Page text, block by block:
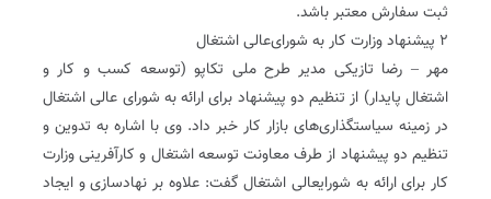
ثبت سفارش معتبر باشد.
۲ پیشنهاد وزارت کار به شورای‌عالی اشتغال
مهر – رضا تازیکی مدیر طرح ملی تکاپو (توسعه کسب و کار و
اشتغال پایدار) از تنظیم دو پیشنهاد برای ارائه به شورای عالی اشتغال
در زمینه سیاستگذاری‌های بازار کار خبر داد. وی با اشاره به تدوین و
تنظیم دو پیشنهاد از طرف معاونت توسعه اشتغال و کارآفرینی وزارت
کار برای ارائه به شورایعالی اشتغال گفت: علاوه بر نهادسازی و ایجاد